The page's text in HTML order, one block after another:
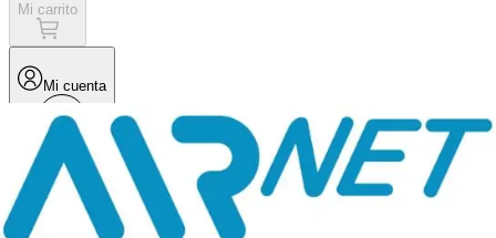
Mi carrito
Mi cuenta
Menú
Ha habido un error